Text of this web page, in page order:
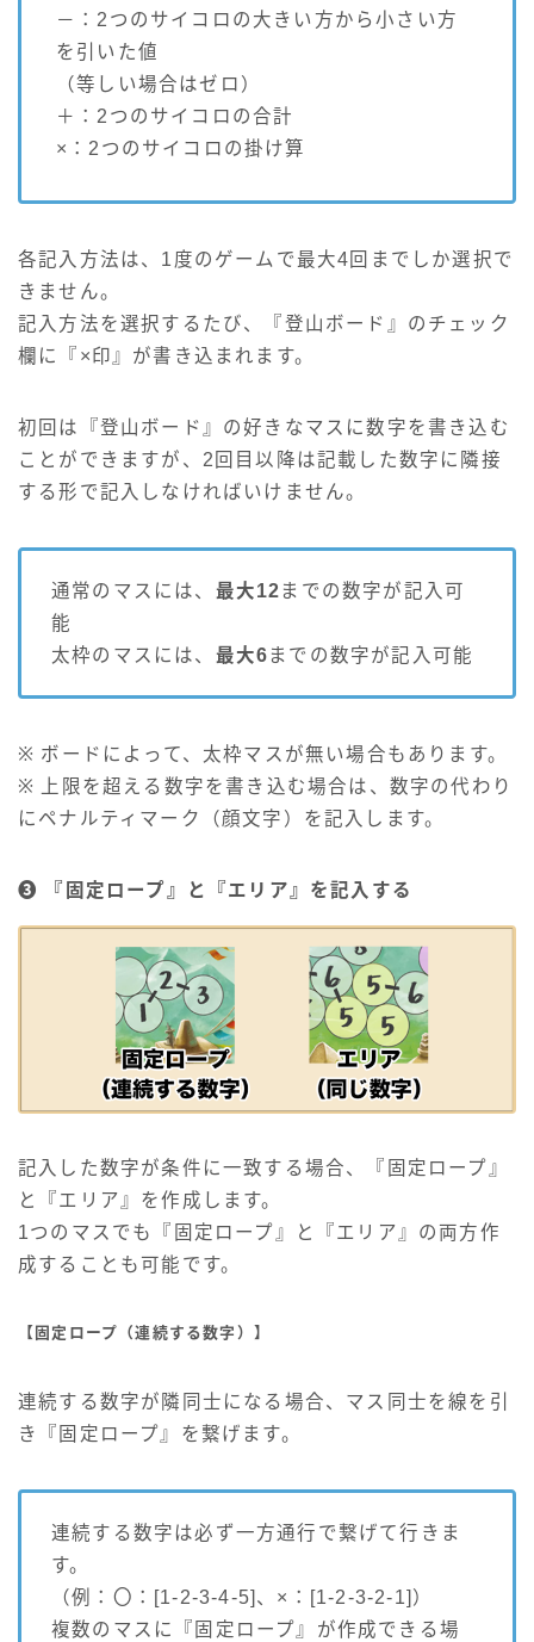
－：2つのサイコロの大きい方から小さい方
を引いた値
（等しい場合はゼロ）
＋：2つのサイコロの合計
×：2つのサイコロの掛け算
各記入方法は、1度のゲームで最大4回までしか選択で
きません。
記入方法を選択するたび、『登山ボード』のチェック
欄に『×印』が書き込まれます。
初回は『登山ボード』の好きなマスに数字を書き込む
ことができますが、2回目以降は記載した数字に隣接
する形で記入しなければいけません。
通常のマスには、 最大12 までの数字が記入可
能
太枠のマスには、 最大6 までの数字が記入可能
※ ボードによって、太枠マスが無い場合もあります。
※ 上限を超える数字を書き込む場合は、数字の代わり
にペナルティマーク（顔文字）を記入します。
❸ 『固定ロープ』と『エリア』を記入する
記入した数字が条件に一致する場合、『固定ロープ』
と『エリア』を作成します。
1つのマスでも『固定ロープ』と『エリア』の両方作
成することも可能です。
【固定ロープ（連続する数字）】
連続する数字が隣同士になる場合、マス同士を線を引
き『固定ロープ』を繋げます。
連続する数字は必ず一方通行で繋げて行きま
す。
（例：〇：[1-2-3-4-5]、×：[1-2-3-2-1]）
複数のマスに『固定ロープ』が作成できる場